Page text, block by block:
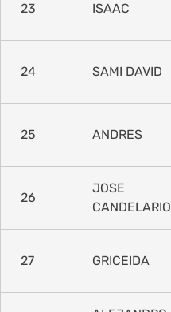
23 ISAAC
24 SAMI DAVID
25 ANDRES
26
JOSE
CANDELARIO
27 GRICEIDA